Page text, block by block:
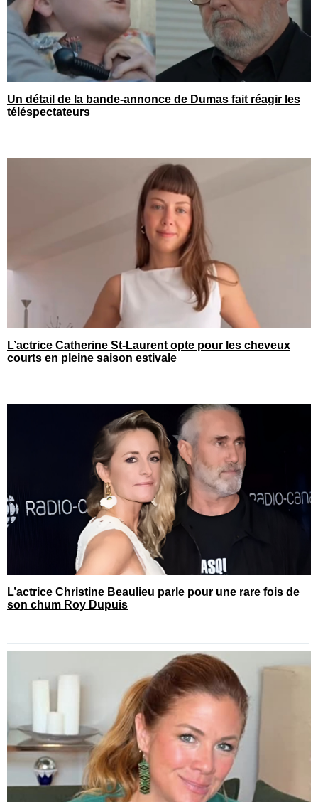
Un détail de la bande-annonce de Dumas fait réagir les
téléspectateurs
L’actrice Catherine St-Laurent opte pour les cheveux
courts en pleine saison estivale
L’actrice Christine Beaulieu parle pour une rare fois de
son chum Roy Dupuis